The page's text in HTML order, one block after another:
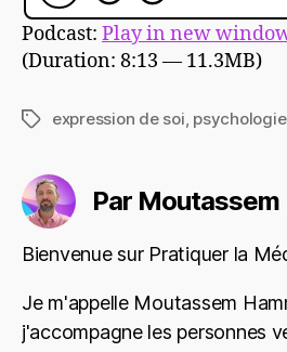
Podcast: Play in new
(Duration: 8:13 — 11.3MB)
Étiquettes
expression de soi psychologie
Par Moutassem
Bienvenue sur Pratiquer la
Je m'appelle Moutassem
j'accompagne les personnes